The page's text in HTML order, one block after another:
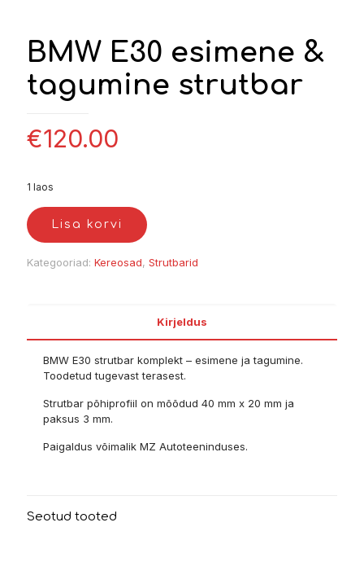
BMW E30 esimene &
tagumine strutbar
€120.00
1 laos
Lisa korvi
Kategooriad: Kereosad, Strutbarid
Kirjeldus
BMW E30 strutbar komplekt – esimene ja tagumine.
Toodetud tugevast terasest.
Strutbar põhiprofiil on mõõdud 40 mm x 20 mm ja
paksus 3 mm.
Paigaldus võimalik MZ Autoteeninduses.
Seotud tooted